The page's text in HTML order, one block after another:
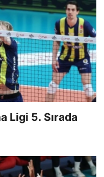
Ligi 5. Sırada